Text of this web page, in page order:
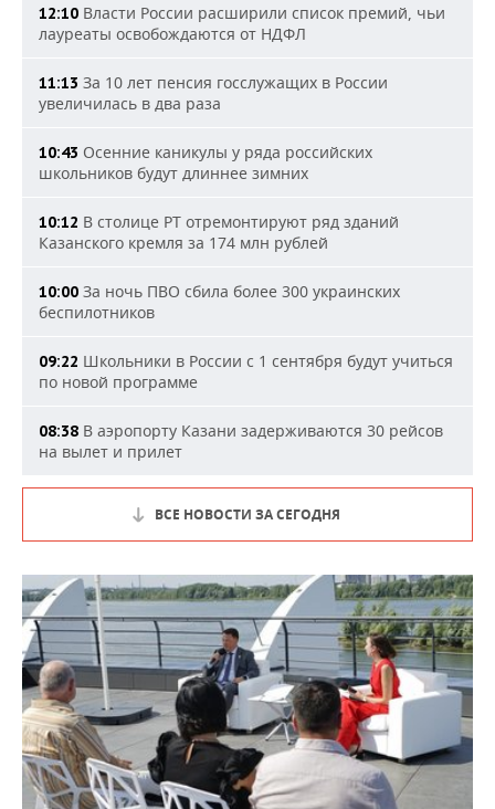
12:10 Власти России расширили список премий, чьи
лауреаты освобождаются от НДФЛ
11:13 За 10 лет пенсия госслужащих в России
увеличилась в два раза
10:43 Осенние каникулы у ряда российских
школьников будут длиннее зимних
10:12 В столице РТ отремонтируют ряд зданий
Казанского кремля за 174 млн рублей
10:00 За ночь ПВО сбила более 300 украинских
беспилотников
09:22 Школьники в России с 1 сентября будут учиться
по новой программе
08:38 В аэропорту Казани задерживаются 30 рейсов
на вылет и прилет
ВСЕ НОВОСТИ ЗА СЕГОДНЯ